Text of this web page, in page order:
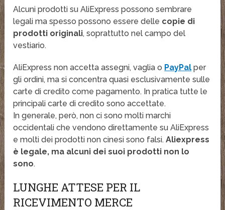
Alcuni prodotti su AliExpress possono sembrare
legali ma spesso possono essere delle copie di
prodotti originali, soprattutto nel campo del
vestiario.
AliExpress non accetta assegni, vaglia o PayPal per
gli ordini, ma si concentra quasi esclusivamente sulle
carte di credito come pagamento. In pratica tutte le
principali carte di credito sono accettate.
In generale, però, non ci sono molti marchi
occidentali che vendono direttamente su AliExpress
e molti dei prodotti non cinesi sono falsi.Aliexpress
è legale, ma alcuni dei suoi prodotti non lo
sono.
LUNGHE ATTESE PER IL
RICEVIMENTO MERCE